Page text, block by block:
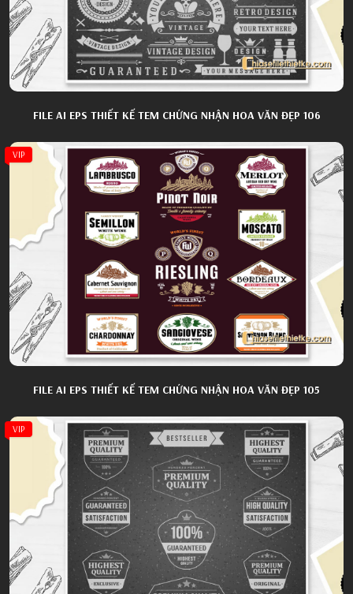
FILE AI EPS THIẾT KẾ TEM CHỨNG NHẬN HOA VĂN ĐẸP 106
VIP
FILE AI EPS THIẾT KẾ TEM CHỨNG NHẬN HOA VĂN ĐẸP 105
VIP